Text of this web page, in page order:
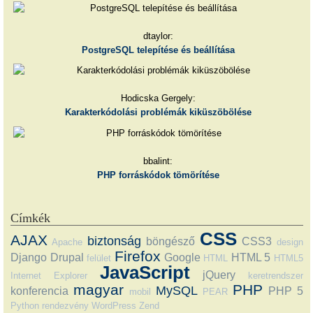
dtaylor:
PostgreSQL telepítése és beállítása
Hodicska Gergely:
Karakterkódolási problémák kiküszöbölése
bbalint:
PHP forráskódok tömörítése
Címkék
AJAX Apache biztonság böngésző CSS CSS3 design
Django Drupal felület Firefox Google HTML HTML 5 HTML5
Internet Explorer
JavaScript jQuery keretrendszer
konferencia magyar mobil MySQL PEAR PHP PHP 5
Python rendezvény WordPress Zend